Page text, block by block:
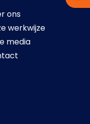
ons
werkwijze
media